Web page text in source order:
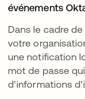
événements
Dans le cadre
votre
une notification
mot de passe
d'informations